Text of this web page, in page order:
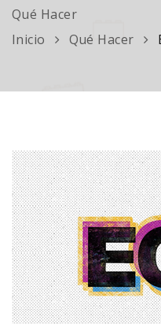
Qué Hacer
Inicio
Qué Hacer